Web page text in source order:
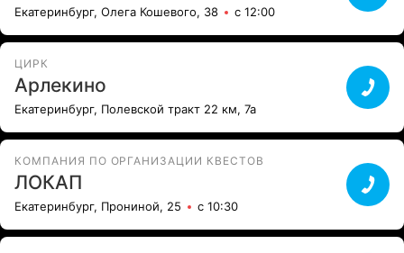
Екатеринбург, Олега Кошевого, 38 с 12:00
ЦИРК
Арлекино
Екатеринбург, Полевской тракт 22 км, 7а
КОМПАНИЯ ПО ОРГАНИЗАЦИИ КВЕСТОВ
ЛОКАП
Екатеринбург, Прониной, 25 с 10:30